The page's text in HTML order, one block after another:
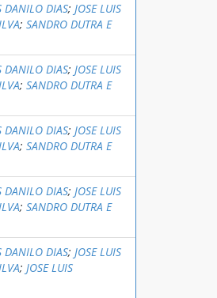
DANILO DIAS; JOSE LUIS
; SANDRO DUTRA E
DANILO DIAS; JOSE LUIS
; SANDRO DUTRA E
DANILO DIAS; JOSE LUIS
; SANDRO DUTRA E
DANILO DIAS; JOSE LUIS
; SANDRO DUTRA E
DANILO DIAS; JOSE LUIS
; JOSE LUIS